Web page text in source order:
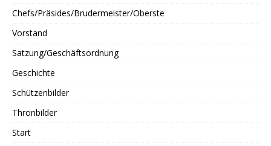
Chefs/Präsides/Brudermeister/Oberste
Vorstand
Satzung/Geschäftsordnung
Geschichte
Schützenbilder
Thronbilder
Start